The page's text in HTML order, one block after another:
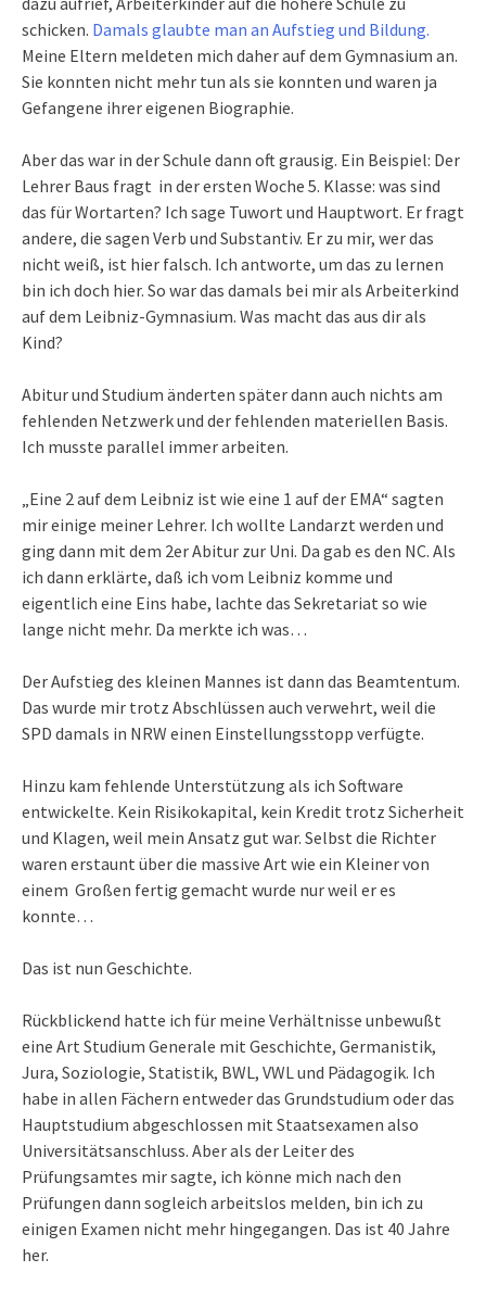
schicken. Damals glaubte man an Aufstieg und Bildung.
Meine Eltern meldeten mich daher auf dem Gymnasium an.
Sie konnten nicht mehr tun als sie konnten und waren ja
Gefangene ihrer eigenen Biographie.
Aber das war in der Schule dann oft grausig. Ein Beispiel: Der
Lehrer Baus fragt in der ersten Woche 5. Klasse: was sind
das für Wortarten? Ich sage Tuwort und Hauptwort. Er fragt
andere, die sagen Verb und Substantiv. Er zu mir, wer das
nicht weiß, ist hier falsch. Ich antworte, um das zu lernen
bin ich doch hier. So war das damals bei mir als Arbeiterkind
auf dem Leibniz-Gymnasium. Was macht das aus dir als
Kind?
Abitur und Studium änderten später dann auch nichts am
fehlenden Netzwerk und der fehlenden materiellen Basis.
Ich musste parallel immer arbeiten.
„Eine 2 auf dem Leibniz ist wie eine 1 auf der EMA“ sagten
mir einige meiner Lehrer. Ich wollte Landarzt werden und
ging dann mit dem 2er Abitur zur Uni. Da gab es den NC. Als
ich dann erklärte, daß ich vom Leibniz komme und
eigentlich eine Eins habe, lachte das Sekretariat so wie
lange nicht mehr. Da merkte ich was…
Der Aufstieg des kleinen Mannes ist dann das Beamtentum.
Das wurde mir trotz Abschlüssen auch verwehrt, weil die
SPD damals in NRW einen Einstellungsstopp verfügte.
Hinzu kam fehlende Unterstützung als ich Software
entwickelte. Kein Risikokapital, kein Kredit trotz Sicherheit
und Klagen, weil mein Ansatz gut war. Selbst die Richter
waren erstaunt über die massive Art wie ein Kleiner von
einem Großen fertig gemacht wurde nur weil er es
konnte…
Das ist nun Geschichte.
Rückblickend hatte ich für meine Verhältnisse unbewußt
eine Art Studium Generale mit Geschichte, Germanistik,
Jura, Soziologie, Statistik, BWL, VWL und Pädagogik. Ich
habe in allen Fächern entweder das Grundstudium oder das
Hauptstudium abgeschlossen mit Staatsexamen also
Universitätsanschluss. Aber als der Leiter des
Prüfungsamtes mir sagte, ich könne mich nach den
Prüfungen dann sogleich arbeitslos melden, bin ich zu
einigen Examen nicht mehr hingegangen. Das ist 40 Jahre
her.